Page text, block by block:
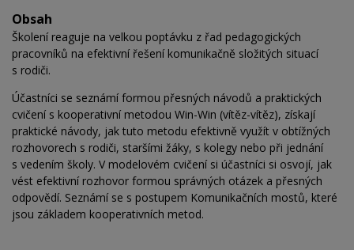
Obsah
Školení reaguje na velkou poptávku z řad pedagogických
pracovníků na efektivní řešení komunikačně složitých situací
s rodiči.
Účastníci se seznámí formou přesných návodů a praktických
cvičení s kooperativní metodou Win-Win (vítěz-vítěz), získají
praktické návody, jak tuto metodu efektivně využít v obtížných
rozhovorech s rodiči, staršími žáky, s kolegy nebo při jednání
s vedením školy. V modelovém cvičení si účastníci si osvojí, jak
vést efektivní rozhovor formou správných otázek a přesných
odpovědí. Seznámí se s postupem Komunikačních mostů, které
jsou základem kooperativních metod.